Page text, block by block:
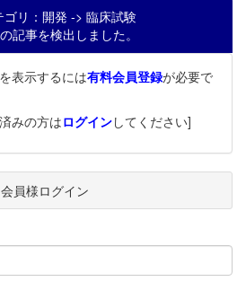
ゴリ：開発 -> 臨床試験
記事を検出しました。
表示するには有料会員登録が必要で
みの方はログインしてください]
会員様ログイン